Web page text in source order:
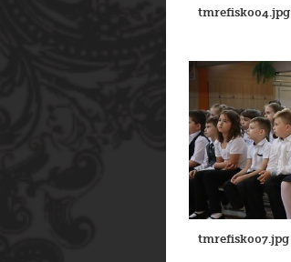
tmrefisk004.jpg
tmrefisk007.jpg